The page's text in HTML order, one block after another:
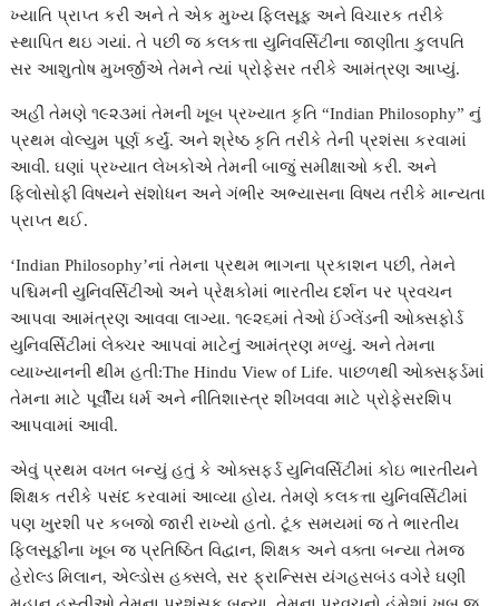
ખ્યાતિ પ્રાપ્ત કરી અને તે એક મુખ્ય ફિલસૂફ અને વિચારક તરીકે
સ્થાપિત થઇ ગયાં. તે પછી જ કલકત્તા યુનિવર્સિટીના જાણીતા કુલપતિ
સર આશુતોષ મુખર્જીએ તેમને ત્યાં પ્રોફેસર તરીકે આમંત્રણ આપ્યું.
અહીં તેમણે ૧૯૨૩માં તેમની ખૂબ પ્રખ્યાત કૃતિ “Indian Philosophy” નું
પ્રથમ વોલ્યુમ પૂર્ણ કર્યું. અને શ્રેષ્ઠ કૃતિ તરીકે તેની પ્રશંસા કરવામાં
આવી. ઘણાં પ્રખ્યાત લેખકોએ તેમની બાજું સમીક્ષાઓ કરી. અને
ફિલોસોફી વિષયને સંશોધન અને ગંભીર અભ્યાસના વિષય તરીકે માન્યતા
પ્રાપ્ત થઈ.
‘Indian Philosophy’નાં તેમના પ્રથમ ભાગના પ્રકાશન પછી, તેમને
પશ્ચિમની યુનિવર્સિટીઓ અને પ્રેક્ષકોમાં ભારતીય દર્શન પર પ્રવચન
આપવા આમંત્રણ આવવા લાગ્યા. ૧૯૨૬માં તેઓ ઈંગ્લેંડની ઓક્સફોર્ડ
યુનિવર્સિટીમાં લેક્ચર આપવાં માટેનું આમંત્રણ મળ્યું. અને તેમના
વ્યાખ્યાનની થીમ હતી:The Hindu View of Life. પાછળથી ઓક્સફર્ડમાં
તેમના માટે પૂર્વીય ધર્મ અને નીતિશાસ્ત્ર શીખવવા માટે પ્રોફેસરશિપ
આપવામાં આવી.
એવું પ્રથમ વખત બન્યું હતું કે ઓક્સફર્ડ યુનિવર્સિટીમાં કોઇ ભારતીયને
શિક્ષક તરીકે પસંદ કરવામાં આવ્યા હોય. તેમણે કલકત્તા યુનિવર્સિટીમાં
પણ ખુરશી પર કબજો જારી રાખ્યો હતો. ટૂંક સમયમાં જ તે ભારતીય
ફિલસૂફીના ખૂબ જ પ્રતિષ્ઠિત વિદ્વાન, શિક્ષક અને વક્તા બન્યા તેમજ
હેરોલ્ડ મિલાન, એલ્ડોસ હક્સલે, સર ફ્રાન્સિસ યંગહસબંડ વગેરે ઘણી